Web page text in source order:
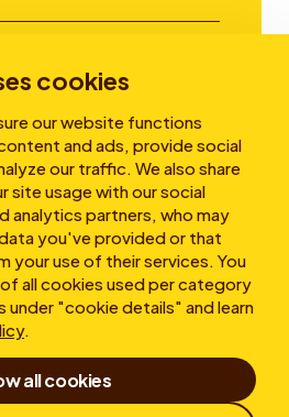
cookies
our website functions
and ads, provide social
our traffic. We also share
site usage with our social
analytics partners, who may
you've provided or that
use of their services. You
all cookies used per category
under "cookie details" and learn
.
all cookies
d’utilisation
confidentialité